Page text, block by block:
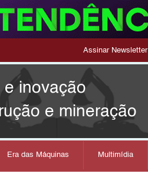
Assinar Newsletter
e inovação
e mineração
Era das Máquinas Multimídia